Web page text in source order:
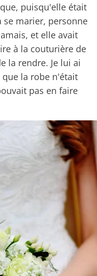
puisqu'elle était
se marier, personne
et elle avait
à la couturière de
la rendre. Je lui ai
la robe n'était
pas en faire